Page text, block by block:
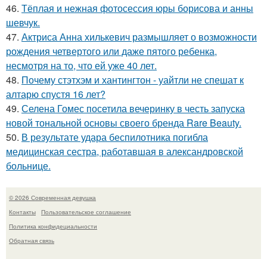
46. Тёплая и нежная фотосессия юры борисова и анны
шевчук.
47. Актриса Анна хилькевич размышляет о возможности
рождения четвертого или даже пятого ребенка,
несмотря на то, что ей уже 40 лет.
48. Почему стэтхэм и хантингтон - уайтли не спешат к
алтарю спустя 16 лет?
49. Селена Гомес посетила вечеринку в честь запуска
новой тональной основы своего бренда Rare Beauty.
50. В результате удара беспилотника погибла
медицинская сестра, работавшая в александровской
больнице.
© 2026 Современная девушка
Контакты
Пользовательское соглашение
Политика конфидециальности
Обратная связь